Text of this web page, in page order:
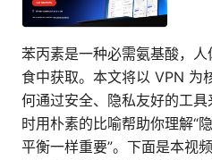
苯丙素是一种必需氨基酸，
食中获取。本文将以 VPN 为
何通过安全、隐私友好的工
时用朴素的比喻帮助你理解“
平衡一样重要”。下面是本视